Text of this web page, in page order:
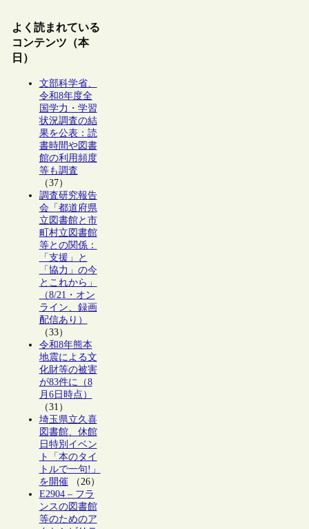
よく読まれている
コンテンツ（本
日）
文部科学省、
令和8年度全
国学力・学習
状況調査の結
果を公表：読
書時間や図書
館の利用頻度
等も調査
（37）
調査研究報告
会「都道府県
立図書館と市
町村立図書館
等との関係：
「支援」と
「協力」の今
とこれから」
（8/21・オン
ライン、録画
配信あり）
（33）
令和8年熊本
地震による文
化財等の被害
が83件に（8
月6日時点）
（31）
埼玉県立久喜
図書館、休館
日特別イベン
ト「本のタイ
トルで一句!」
を開催（26）
E2904 – フラ
ンスの図書館
等のためのア